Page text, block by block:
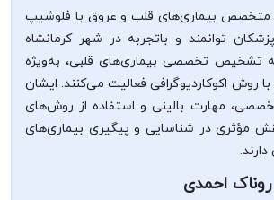
متخصص بیماری‌های قلب و عروق با فلوشیپ
پزشکان توانمند و با‌تجربه در شهر کرمانشاه
تشخیص تخصصی بیماری‌های قلبی، به‌ویژه
با روش اکوکاردیوگرافی فعالیت می‌کنند. ایشان
مهارت بالینی و استفاده از روش‌های
مؤثری در شناسایی و پیگیری بیماری‌های
احمدی